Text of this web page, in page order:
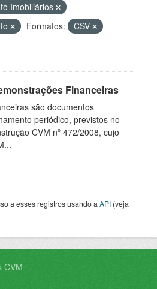
Imobiliários
Formatos:
CSV
Financeiras
são documentos
periódico, previstos no
CVM nº 472/2008, cujo
a esses registros usando a API (veja
CVM